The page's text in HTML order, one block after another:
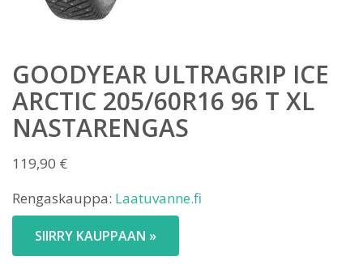
GOODYEAR ULTRAGRIP ICE
ARCTIC 205/60R16 96 T XL
NASTARENGAS
119,90 €
Rengaskauppa: Laatuvanne.fi
SIIRRY KAUPPAAN »